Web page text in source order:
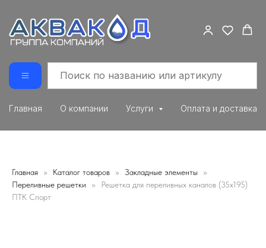
Главная О компании Услуги Оплата и доставка
Главная Каталог товаров
Закладные элементы
Переливные решетки
Решетка для переливных каналов (35x195)
ПТК Спорт